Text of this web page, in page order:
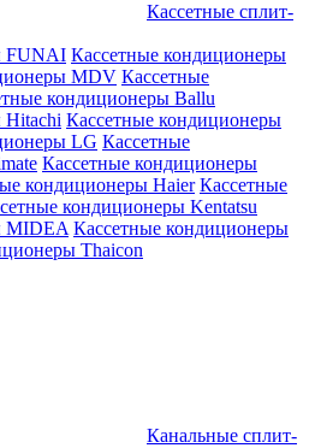
Кассетные сплит-
FUNAI Кассетные кондиционеры
MDV Кассетные
кондиционеры Ballu
Hitachi Кассетные кондиционеры
LG Кассетные
Кассетные кондиционеры
кондиционеры Haier Кассетные
кондиционеры Kentatsu
MIDEA Кассетные кондиционеры
Thaicon
Канальные сплит-